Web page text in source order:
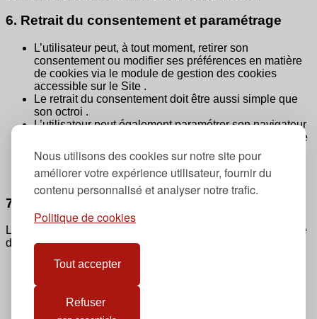
Nous utilisons des cookies sur notre site pour
améliorer votre expérience utilisateur, fournir du
contenu personnalisé et analyser notre trafic.
Politique de cookies
Tout accepter
Refuser
6. Retrait du consentement et paramétrage
L’utilisateur peut, à tout moment, retirer son
consentement ou modifier ses préférences en matière
de cookies via le module de gestion des cookies
accessible sur le Site .
Le retrait du consentement doit être aussi simple que
son octroi .
L’utilisateur peut également paramétrer son navigateur
afin de limiter ou bloquer certains cookies. Toutefois, le
refus des cookies strictement nécessaires est
susceptible d’altérer le bon fonctionnement du Site ou
de certaines de ses fonctionnalités .
7. Identité des tiers déposant des cookies
Lorsque l’utilisateur y consent, certains cookies peuvent être
déposés par des tiers, notamment :
Google, dans le cadre des services de mesure
Stripe
, dans le cadre du paiement sécurisé ou de
services associés .